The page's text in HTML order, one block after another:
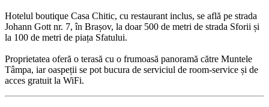
Hotelul boutique Casa Chitic, cu restaurant inclus, se află pe strada
Johann Gott nr. 7, în Brașov, la doar 500 de metri de strada Sforii și
la 100 de metri de piața Sfatului.
Proprietatea oferă o terasă cu o frumoasă panoramă către Muntele
Tâmpa, iar oaspeții se pot bucura de serviciul de room-service și de
acces gratuit la WiFi.